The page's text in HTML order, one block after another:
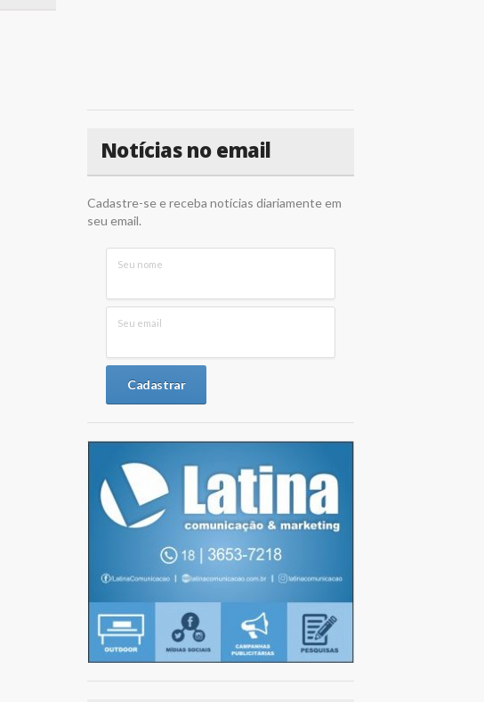
Notícias no email
Cadastre-se e receba notícias diariamente em
seu email.
Seu nome
Seu email